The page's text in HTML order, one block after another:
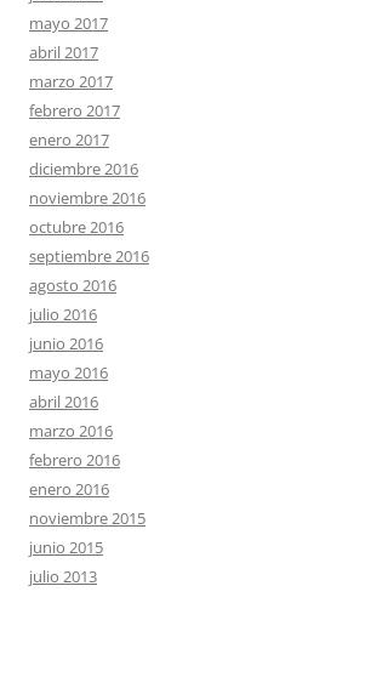
mayo 2017
abril 2017
marzo 2017
febrero 2017
enero 2017
diciembre 2016
noviembre 2016
octubre 2016
septiembre 2016
agosto 2016
julio 2016
junio 2016
mayo 2016
abril 2016
marzo 2016
febrero 2016
enero 2016
noviembre 2015
junio 2015
julio 2013